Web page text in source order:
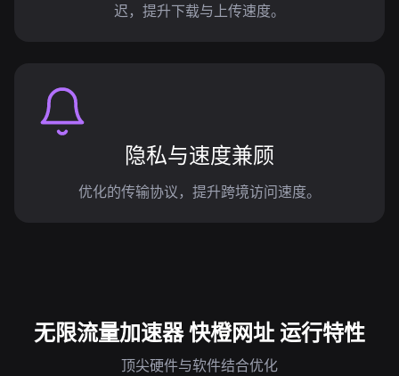
迟，提升下载与上传速度。
隐私与速度兼顾
优化的传输协议，提升跨境访问速度。
无限流量加速器 快橙网址 运行特性
顶尖硬件与软件结合优化